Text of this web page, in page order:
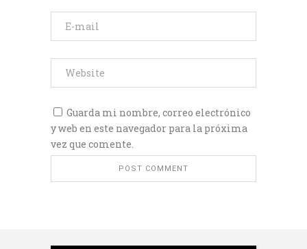
Guarda mi nombre, correo electrónico
y web en este navegador para la próxima
vez que comente.